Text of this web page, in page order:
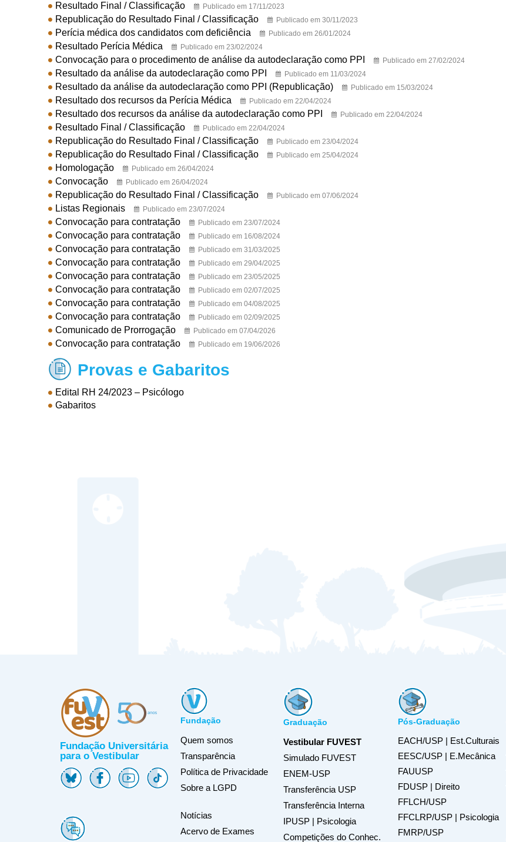
Resultado Final / Classificação Publicado em 17/11/2023
Republicação do Resultado Final / Classificação Publicado em 30/11/2023
Perícia médica dos candidatos com deficiência Publicado em 26/01/2024
Resultado Perícia Médica Publicado em 23/02/2024
Convocação para o procedimento de análise da autodeclaração como PPI Publicado em 27/02/2024
Resultado da análise da autodeclaração como PPI Publicado em 11/03/2024
Resultado da análise da autodeclaração como PPI (Republicação) Publicado em 15/03/2024
Resultado dos recursos da Perícia Médica Publicado em 22/04/2024
Resultado dos recursos da análise da autodeclaração como PPI Publicado em 22/04/2024
Resultado Final / Classificação Publicado em 22/04/2024
Republicação do Resultado Final / Classificação Publicado em 23/04/2024
Republicação do Resultado Final / Classificação Publicado em 25/04/2024
Homologação Publicado em 26/04/2024
Convocação Publicado em 26/04/2024
Republicação do Resultado Final / Classificação Publicado em 07/06/2024
Listas Regionais Publicado em 23/07/2024
Convocação para contratação Publicado em 23/07/2024
Convocação para contratação Publicado em 16/08/2024
Convocação para contratação Publicado em 31/03/2025
Convocação para contratação Publicado em 29/04/2025
Convocação para contratação Publicado em 23/05/2025
Convocação para contratação Publicado em 02/07/2025
Convocação para contratação Publicado em 04/08/2025
Convocação para contratação Publicado em 02/09/2025
Comunicado de Prorrogação Publicado em 07/04/2026
Convocação para contratação Publicado em 19/06/2026
 Provas e Gabaritos
Edital RH 24/2023 – Psicólogo
Gabaritos
Fundação Universitária
para o Vestibular
Fundação
Quem somos
Transparência
Política de Privacidade
Sobre a LGPD
Notícias
Acervo de Exames
Graduação
Vestibular FUVEST
Simulado FUVEST
ENEM-USP
Transferência USP
Transferência Interna
IPUSP | Psicologia
Competições do Conhec.
Pós-Graduação
EACH/USP | Est.Culturais
EESC/USP | E.Mecânica
FAUUSP
FDUSP | Direito
FFLCH/USP
FFCLRP/USP | Psicologia
FMRP/USP